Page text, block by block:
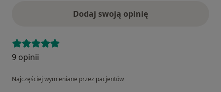
Dodaj swoją opinię
9 opinii
Najczęściej wymieniane przez pacjentów